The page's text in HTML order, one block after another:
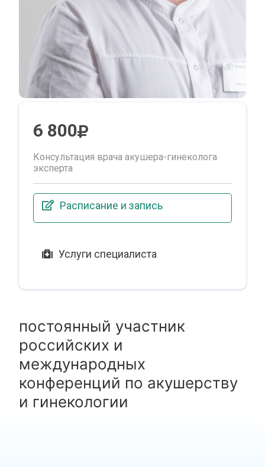
6 800
Консультация врача акушера-гинеколога
эксперта
Расписание и запись
Услуги специалиста
постоянный участник
российских и
международных
конференций по акушерству
и гинекологии